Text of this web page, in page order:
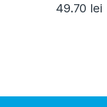
49.70 lei